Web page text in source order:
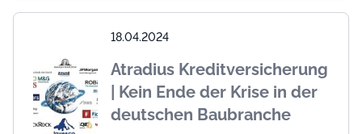
18.04.2024
Atradius Kreditversicherung
| Kein Ende der Krise in der
deutschen Baubranche